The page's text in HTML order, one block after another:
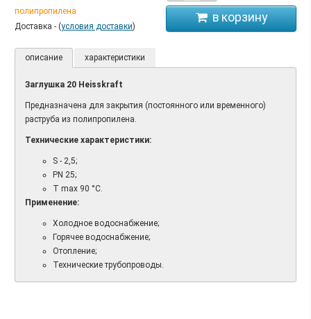
полипропилена
Доставка - (условия доставки)
описание характеристики
Заглушка 20 Heisskraft
Предназначена для закрытия (постоянного или временного)
раструба из полипропилена.
Технические характеристики:
S - 2,5;
PN 25;
T max 90 °C.
Применение:
Холодное водоснабжение;
Горячее водоснабжение;
Отопление;
Технические трубопроводы.